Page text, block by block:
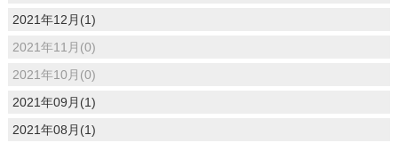
2021年12月(1)
2021年11月(0)
2021年10月(0)
2021年09月(1)
2021年08月(1)